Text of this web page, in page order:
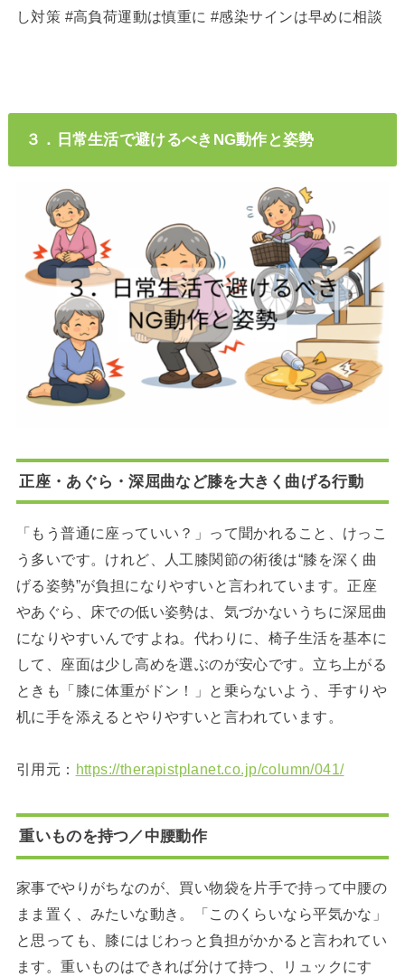
し対策 #高負荷運動は慎重に #感染サインは早めに相談
３．日常生活で避けるべきNG動作と姿勢
正座・あぐら・深屈曲など膝を大きく曲げる行動
「もう普通に座っていい？」って聞かれること、けっこ
う多いです。けれど、人工膝関節の術後は“膝を深く曲
げる姿勢”が負担になりやすいと言われています。正座
やあぐら、床での低い姿勢は、気づかないうちに深屈曲
になりやすいんですよね。代わりに、椅子生活を基本に
して、座面は少し高めを選ぶのが安心です。立ち上がる
ときも「膝に体重がドン！」と乗らないよう、手すりや
机に手を添えるとやりやすいと言われています。
引用元： https://therapistplanet.co.jp/column/041/
重いものを持つ／中腰動作
家事でやりがちなのが、買い物袋を片手で持って中腰の
まま置く、みたいな動き。「このくらいなら平気かな」
と思っても、膝にはじわっと負担がかかると言われてい
ます。重いものはできれば分けて持つ、リュックにす